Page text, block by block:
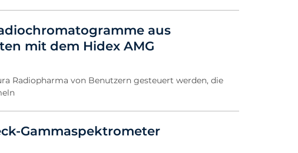
aus
mit dem Hidex AMG
Radiopharma von Benutzern gesteuert werden, die
Gammaspektrometer